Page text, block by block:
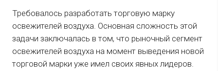
Требовалось разработать торговую марку
освежителей воздуха. Основная сложность этой
задачи заключалась в том, что рыночный сегмент
освежителей воздуха на момент выведения новой
торговой марки уже имел своих явных лидеров.